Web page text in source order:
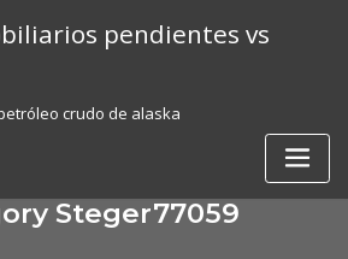
pendientes vs
crudo de alaska
Steger77059